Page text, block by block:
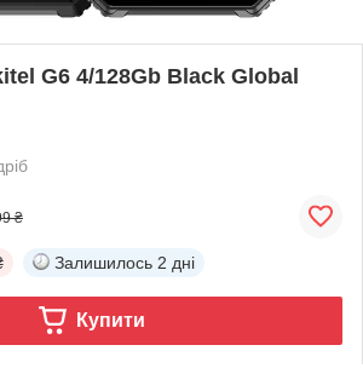
G6 4/128Gb Black Global
₴
Залишилось 2 дні
Купити